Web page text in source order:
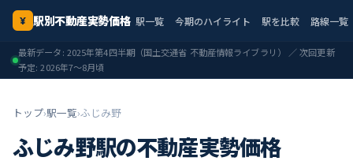
¥ 駅別不動産実勢価格 駅一覧 今期のハイライト 駅を比較 路線一覧
最新データ: 2025年第4四半期（国土交通省 不動産情報ライブラリ） ／ 次回更新
予定:2026年7〜8月頃
トップ›駅一覧›ふじみ野
ふじみ野駅の不動産実勢価格